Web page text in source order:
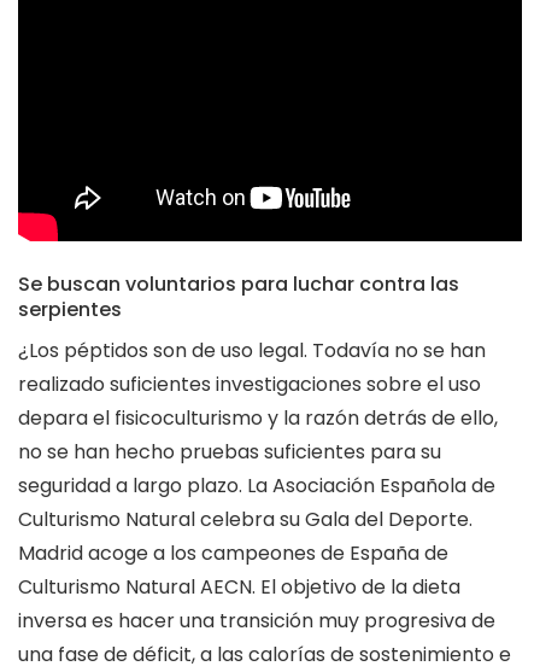
Se buscan voluntarios para luchar contra las
serpientes
¿Los péptidos son de uso legal. Todavía no se han
realizado suficientes investigaciones sobre el uso
depara el fisicoculturismo y la razón detrás de ello,
no se han hecho pruebas suficientes para su
seguridad a largo plazo. La Asociación Española de
Culturismo Natural celebra su Gala del Deporte.
Madrid acoge a los campeones de España de
Culturismo Natural AECN. El objetivo de la dieta
inversa es hacer una transición muy progresiva de
una fase de déficit, a las calorías de sostenimiento e